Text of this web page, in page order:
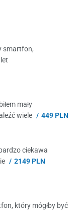
smartfon,
mały
wiele
449 PLN
ciekawa
2149 PLN
który mógłby być